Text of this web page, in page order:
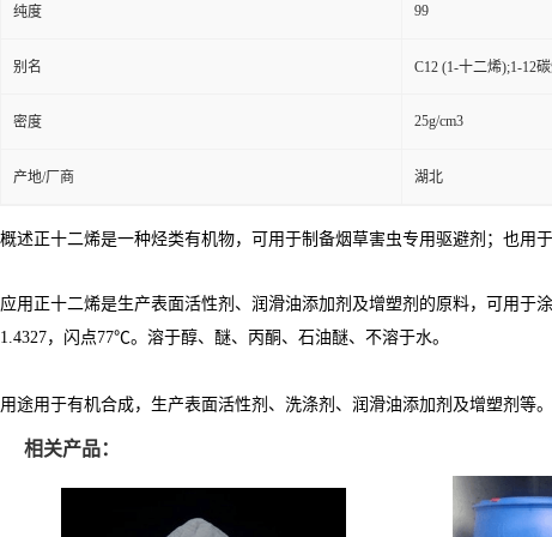
纯度 99
别名 C12 (1-十二烯);1-12
密度 25g/cm3
产地/厂商 湖北
概述正十二烯是一种烃类有机物，可用于制备烟草害虫专用驱避剂；也用
应用正十二烯是生产表面活性剂、润滑油添加剂及增塑剂的原料，可用
1.4327，闪点77℃。溶于醇、醚、丙酮、石油醚、不溶于水。
用途用于有机合成，生产表面活性剂、洗涤剂、润滑油添加剂及增塑剂等
相关产品：